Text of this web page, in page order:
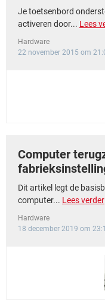
Je toetsenbord
activeren door... Lees
Hardware
22 november 2015 om
Computer
Dit artikel legt de
computer... Lees verder
Hardware
18 december 2019 om